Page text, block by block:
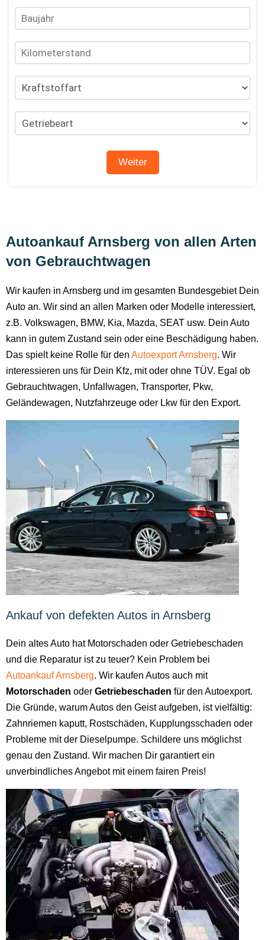
Autoankauf Arnsberg von allen Arten
von Gebrauchtwagen
Wir kaufen in Arnsberg und im gesamten Bundesgebiet Dein
Auto an. Wir sind an allen Marken oder Modelle interessiert,
z.B. Volkswagen, BMW, Kia, Mazda, SEAT usw. Dein Auto
kann in gutem Zustand sein oder eine Beschädigung haben.
Das spielt keine Rolle für den Autoexport Arnsberg. Wir
interessieren uns für Dein Kfz, mit oder ohne TÜV. Egal ob
Gebrauchtwagen, Unfallwagen, Transporter, Pkw,
Geländewagen, Nutzfahrzeuge oder Lkw für den Export.
Ankauf von defekten Autos in Arnsberg
Dein altes Auto hat Motorschaden oder Getriebeschaden
und die Reparatur ist zu teuer? Kein Problem bei
Autoankauf Arnsberg. Wir kaufen Autos auch mit
Motorschaden oder Getriebeschaden für den Autoexport.
Die Gründe, warum Autos den Geist aufgeben, ist vielfältig:
Zahnriemen kaputt, Rostschäden, Kupplungsschaden oder
Probleme mit der Dieselpumpe. Schildere uns möglichst
genau den Zustand. Wir machen Dir garantiert ein
unverbindliches Angebot mit einem fairen Preis!